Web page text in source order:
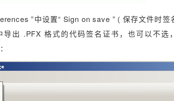
”中设置“ Sign on save ” ( 保存文件时
出 .PFX 格式的代码签名证书，也可以不选